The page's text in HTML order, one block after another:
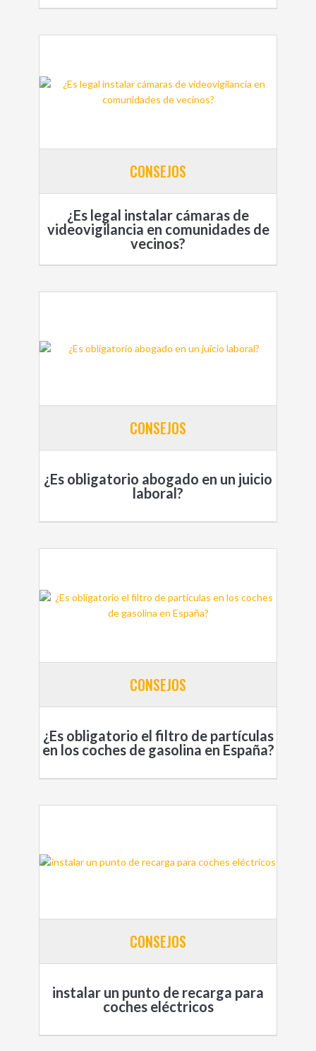
CONSEJOS
¿Es legal instalar cámaras de
videovigilancia en comunidades de
vecinos?
CONSEJOS
¿Es obligatorio abogado en un juicio
laboral?
CONSEJOS
¿Es obligatorio el filtro de partículas
en los coches de gasolina en España?
CONSEJOS
instalar un punto de recarga para
coches eléctricos